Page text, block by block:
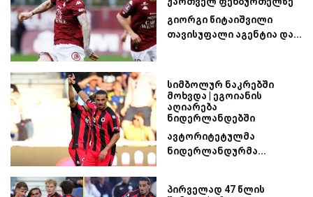
გიორგი წიტაიშვილი
თავისუფალი აგენტია და...
სიმბოლურ ნაკრებში
მოხვდა | ეგოიანის
აღიარება
ნიდერლანდებში
ავტორიტეტულმა
ნიდერლანდურმა...
პირველად 47 წლის